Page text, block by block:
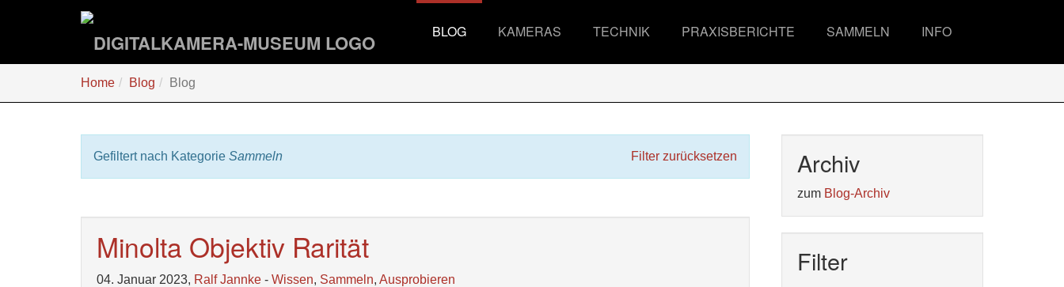
BLOG KAMERAS TECHNIK PRAXISBERICHTE SAMMELN INFO
sind
Home Blog Blog
Gefiltert nach Kategorie Sammeln Filter zurücksetzen
Minolta Objektiv Rarität
04. Januar 2023, Ralf Jannke - Wissen, Sammeln, Ausprobieren
Archiv
zum Blog-Archiv
Filter